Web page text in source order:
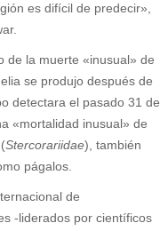
es difícil de predecir»,
de la muerte «inusual» de
se produjo después de
detectara el pasado 31 de
«mortalidad inusual» de
Stercorariidae), también
págalos.
de
-liderados por científicos